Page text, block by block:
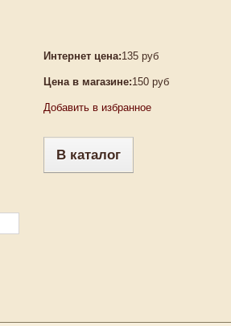
Интернет цена:135 руб
Цена в магазине:150 руб
Добавить в избранное
В каталог